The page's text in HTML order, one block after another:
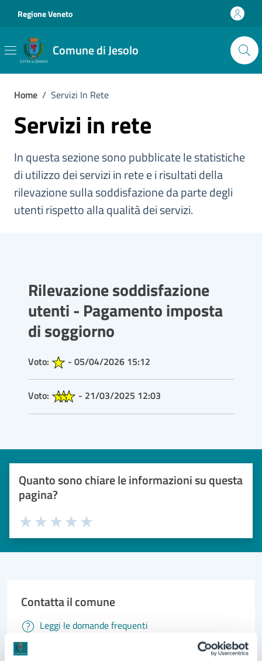
Regione Veneto
Comune di Jesolo
Home / Servizi In Rete
Servizi in rete
In questa sezione sono pubblicate le statistiche
di utilizzo dei servizi in rete e i risultati della
rilevazione sulla soddisfazione da parte degli
utenti rispetto alla qualità dei servizi.
Rilevazione soddisfazione
utenti - Pagamento imposta
di soggiorno
Voto: - 05/04/2026 15:12
Voto: - 21/03/2025 12:03
Quanto sono chiare le informazioni su questa
pagina?
Valuta 5 stelle su 5
Valuta 4 stelle su 5
Valuta 3 stelle su 5
Valuta 2 stelle su 5
Valuta 1 stelle su 5
Contatta il comune
Leggi le domande frequenti